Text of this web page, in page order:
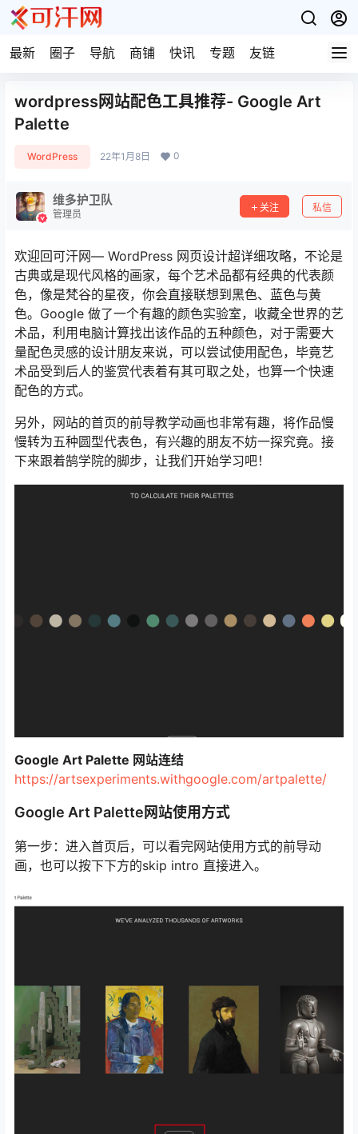
最新 圈子 导航 商铺 快讯 专题 友链
wordpress网站配色工具推荐- Google Art
Palette
WordPress 22年1月8日 0
维多护卫队
管理员
关注 私信
欢迎回可汗网— WordPress 网页设计超详细攻略，不论是
古典或是现代风格的画家，每个艺术品都有经典的代表颜
色，像是梵谷的星夜，你会直接联想到黑色、蓝色与黄
色。Google 做了一个有趣的颜色实验室，收藏全世界的艺
术品，利用电脑计算找出该作品的五种颜色，对于需要大
量配色灵感的设计朋友来说，可以尝试使用配色，毕竟艺
术品受到后人的鉴赏代表着有其可取之处，也算一个快速
配色的方式。
另外，网站的首页的前导教学动画也非常有趣，将作品慢
慢转为五种圆型代表色，有兴趣的朋友不妨一探究竟。接
下来跟着鹄学院的脚步，让我们开始学习吧！
Google Art Palette 网站连结
https://artsexperiments.withgoogle.com/artpalette/
Google Art Palette网站使用方式
第一步：进入首页后，可以看完网站使用方式的前导动
画，也可以按下下方的skip intro 直接进入。